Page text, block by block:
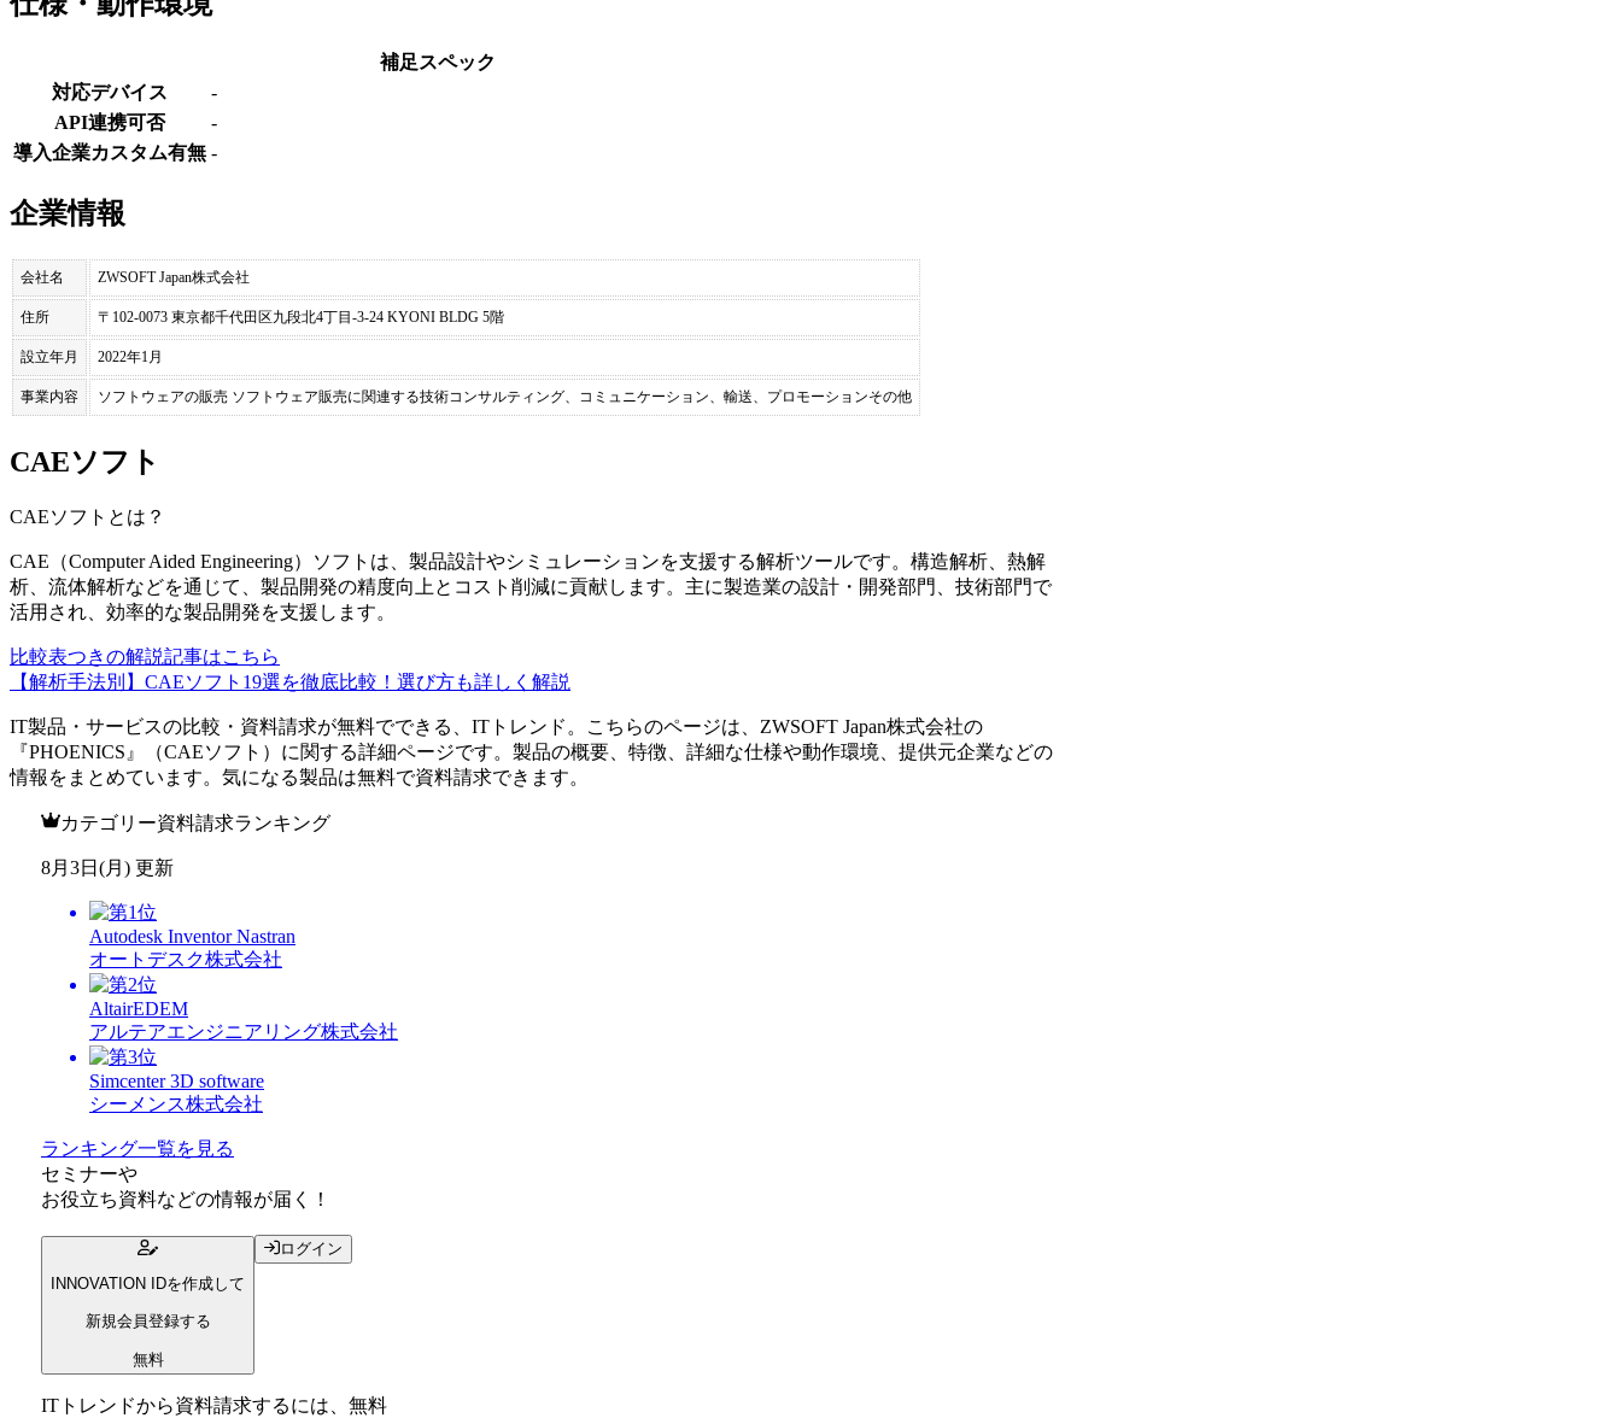
補足スペック
対応デバイス
-
API連携可否
-
導入企業カスタム有無 -
企業情報
会社名 ZWSOFT Japan株式会社
住所 〒102-0073 東京都千代田区九段北4丁目-3-24 KYONI BLDG 5階
設立年月 2022年1月
事業内容 ソフトウェアの販売 ソフトウェア販売に関連する技術コンサルティング、コミュニケーション、輸送、プロモーションその他
CAEソフト
CAEソフト とは？
CAE（Computer Aided Engineering）ソフトは、製品設計やシミュレーションを支援する解析ツールです。構造解析、熱解
析、流体解析などを通じて、製品開発の精度向上とコスト削減に貢献します。主に製造業の設計・開発部門、技術部門で
活用され、効率的な製品開発を支援します。
比較表つきの解説記事はこちら
【解析手法別】CAEソフト19選を徹底比較！選び方も詳しく解説
IT製品・サービスの比較・資料請求が無料でできる、ITトレンド。こちらのページは、 ZWSOFT Japan株式会社の
『PHOENICS 』（CAEソフト ）に関する詳細ページです。製品の概要、特徴、詳細な仕様や動作環境、提供元企業などの
情報をまとめています。気になる製品は無料で資料請求できます。
カテゴリー資料請求ランキング
8月3日(月) 更新
Autodesk Inventor Nastran
オートデスク株式会社
AltairEDEM
アルテアエンジニアリング株式会社
Simcenter 3D software
シーメンス株式会社
ランキング一覧を見る
セミナーや
お役立ち資料などの情報が届く！
INNOVATION IDを作成して
新規会員登録する
無料
ログイン
ITトレンドから資料請求するには、無料